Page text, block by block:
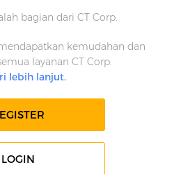
bagian dari CT Corp.
kemudahan dan
layanan CT Corp.
lebih lanjut.
LOGIN